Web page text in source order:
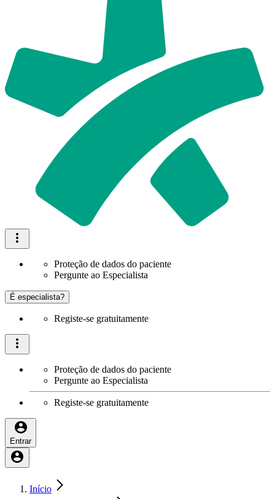
Proteção de dados do paciente
Pergunte ao Especialista
É especialista?
Registe-se gratuitamente
Proteção de dados do paciente
Pergunte ao Especialista
Registe-se gratuitamente
Entrar
Início